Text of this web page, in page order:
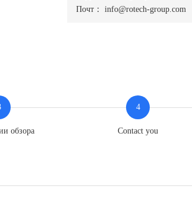
Почт： info@rotech-group.com
обзора
4
Contact you